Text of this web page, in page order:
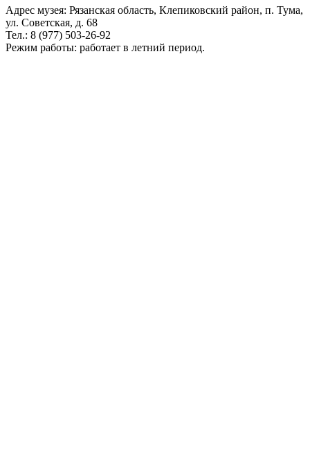
Адрес музея: Рязанская область, Клепиковский район, п. Тума,
ул. Советская, д. 68
Тел.: 8 (977) 503-26-92
Режим работы: работает в летний период.